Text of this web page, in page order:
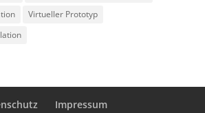
Virtueller Prototyp
Impressum